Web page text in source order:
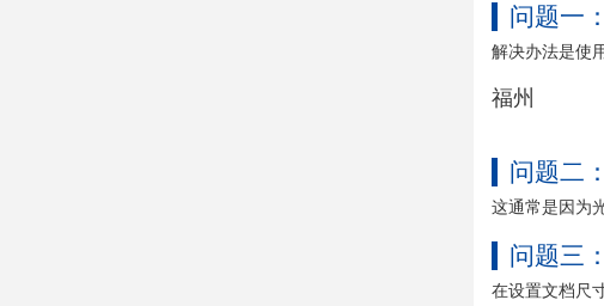
问题一
解决办法是使
福州
问题二
这通常是因为
问题三
在设置文档尺